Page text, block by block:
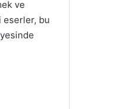
ve
eserler, bu